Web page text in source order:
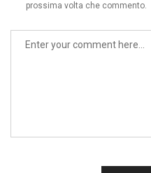
prossima volta che commento.